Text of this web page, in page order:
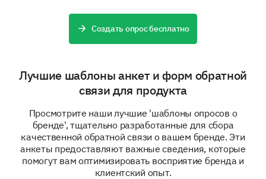
Создать опрос бесплатно
Лучшие шаблоны анкет и форм обратной
связи для продукта
Просмотрите наши лучшие 'шаблоны опросов о
бренде', тщательно разработанные для сбора
качественной обратной связи о вашем бренде. Эти
анкеты предоставляют важные сведения, которые
помогут вам оптимизировать восприятие бренда и
клиентский опыт.